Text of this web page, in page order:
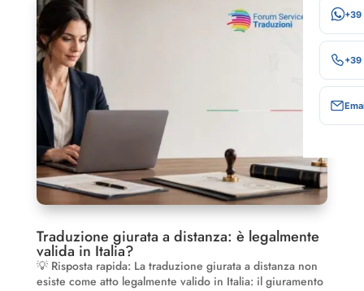
+39
Traduzione giurata a distanza: è legalmente
valida in Italia?
💡 Risposta rapida: La traduzione giurata a distanza non
esiste come atto legalmente valido in Italia: il giuramento